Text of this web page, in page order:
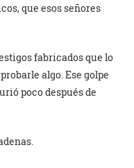
que esos señores
fabricados que lo
algo. Ese golpe
poco después de